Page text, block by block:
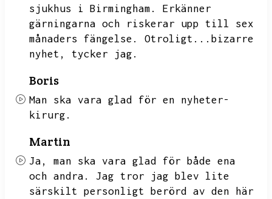
sjukhus i Birmingham.
Erkänner
gärningarna och riskerar upp till sex
månaders fängelse.
Otroligt...bizarre
nyhet,
tycker jag.
Boris
Man ska vara glad för en nyheter-
kirurg.
Martin
Ja,
man ska vara glad för både ena
och andra.
Jag tror jag blev lite
särskilt personligt berörd av den här